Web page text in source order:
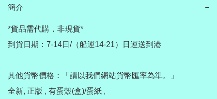
簡介 −
*貨品需代購，非現貨*
到貨日期：7-14日/（船運14-21）日運送到港
其他貨幣價格：「請以我們網站貨幣匯率為準。」
全新, 正版 , 有蛋殼(盒)/蛋紙 ,